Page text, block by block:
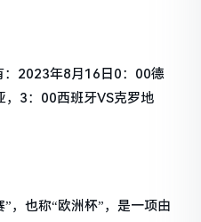
：2023年8月16日0：00德
，3：00西班牙VS克罗地
，也称“欧洲杯”，是一项由